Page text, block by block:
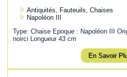
Antiquités, Fauteuils, Chaises
Napoléon III
Type: Chaise Epoque : Napoléon III
noirci Longueur 43 cm
En Savoir